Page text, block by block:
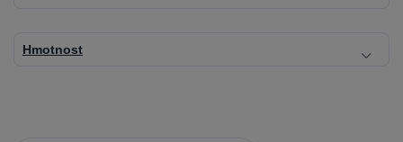
Hmotnost